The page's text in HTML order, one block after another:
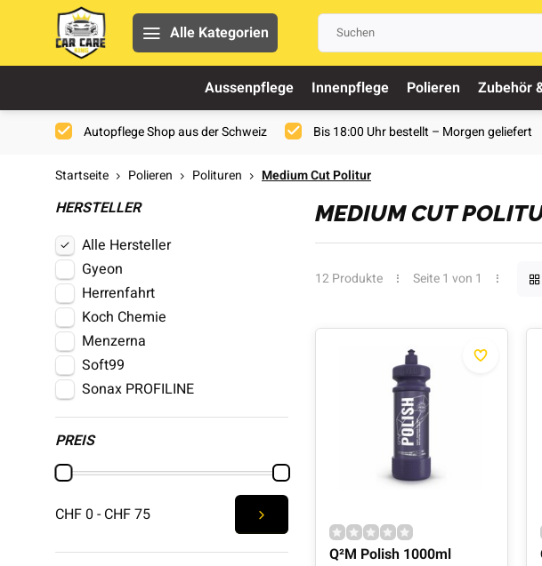
Alle Kategorien
Aussenpflege Innenpflege Polieren Zubehör
Autopflege Shop aus der Schweiz Bis 18:00 Uhr bestellt – Morgen geliefert
Startseite Polieren Polituren Medium Cut Politur
HERSTELLER
Alle Hersteller
Gyeon
Herrenfahrt
Koch Chemie
Menzerna
Soft99
Sonax PROFILINE
PREIS
CHF 0 - CHF 75
MEDIUM CUT
12 Produkte Seite 1 von 1
Q²M Polish 1000ml